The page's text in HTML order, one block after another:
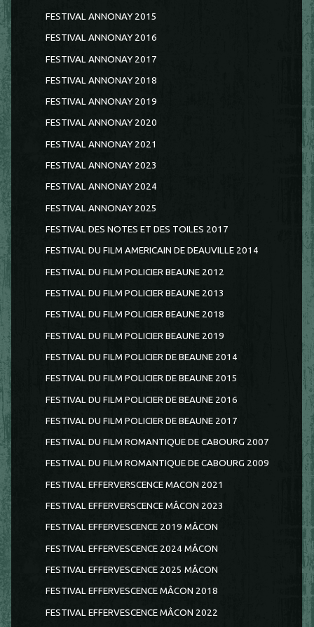
FESTIVAL ANNONAY 2015
FESTIVAL ANNONAY 2016
FESTIVAL ANNONAY 2017
FESTIVAL ANNONAY 2018
FESTIVAL ANNONAY 2019
FESTIVAL ANNONAY 2020
FESTIVAL ANNONAY 2021
FESTIVAL ANNONAY 2023
FESTIVAL ANNONAY 2024
FESTIVAL ANNONAY 2025
FESTIVAL DES NOTES ET DES TOILES 2017
FESTIVAL DU FILM AMERICAIN DE DEAUVILLE 2014
FESTIVAL DU FILM POLICIER BEAUNE 2012
FESTIVAL DU FILM POLICIER BEAUNE 2013
FESTIVAL DU FILM POLICIER BEAUNE 2018
FESTIVAL DU FILM POLICIER BEAUNE 2019
FESTIVAL DU FILM POLICIER DE BEAUNE 2014
FESTIVAL DU FILM POLICIER DE BEAUNE 2015
FESTIVAL DU FILM POLICIER DE BEAUNE 2016
FESTIVAL DU FILM POLICIER DE BEAUNE 2017
FESTIVAL DU FILM ROMANTIQUE DE CABOURG 2007
FESTIVAL DU FILM ROMANTIQUE DE CABOURG 2009
FESTIVAL EFFERVERSCENCE MACON 2021
FESTIVAL EFFERVERSCENCE MÂCON 2023
FESTIVAL EFFERVESCENCE 2019 MÂCON
FESTIVAL EFFERVESCENCE 2024 MÂCON
FESTIVAL EFFERVESCENCE 2025 MÂCON
FESTIVAL EFFERVESCENCE MÂCON 2018
FESTIVAL EFFERVESCENCE MÂCON 2022